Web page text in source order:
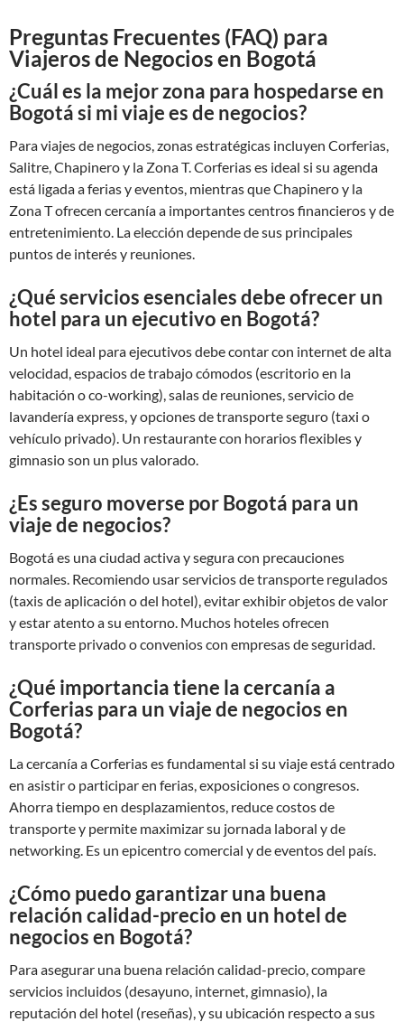
Preguntas Frecuentes (FAQ) para
Viajeros de Negocios en Bogotá
¿Cuál es la mejor zona para hospedarse en
Bogotá si mi viaje es de negocios?
Para viajes de negocios, zonas estratégicas incluyen Corferias,
Salitre, Chapinero y la Zona T. Corferias es ideal si su agenda
está ligada a ferias y eventos, mientras que Chapinero y la
Zona T ofrecen cercanía a importantes centros financieros y de
entretenimiento. La elección depende de sus principales
puntos de interés y reuniones.
¿Qué servicios esenciales debe ofrecer un
hotel para un ejecutivo en Bogotá?
Un hotel ideal para ejecutivos debe contar con internet de alta
velocidad, espacios de trabajo cómodos (escritorio en la
habitación o co-working), salas de reuniones, servicio de
lavandería express, y opciones de transporte seguro (taxi o
vehículo privado). Un restaurante con horarios flexibles y
gimnasio son un plus valorado.
¿Es seguro moverse por Bogotá para un
viaje de negocios?
Bogotá es una ciudad activa y segura con precauciones
normales. Recomiendo usar servicios de transporte regulados
(taxis de aplicación o del hotel), evitar exhibir objetos de valor
y estar atento a su entorno. Muchos hoteles ofrecen
transporte privado o convenios con empresas de seguridad.
¿Qué importancia tiene la cercanía a
Corferias para un viaje de negocios en
Bogotá?
La cercanía a Corferias es fundamental si su viaje está centrado
en asistir o participar en ferias, exposiciones o congresos.
Ahorra tiempo en desplazamientos, reduce costos de
transporte y permite maximizar su jornada laboral y de
networking. Es un epicentro comercial y de eventos del país.
¿Cómo puedo garantizar una buena
relación calidad-precio en un hotel de
negocios en Bogotá?
Para asegurar una buena relación calidad-precio, compare
servicios incluidos (desayuno, internet, gimnasio), la
reputación del hotel (reseñas), y su ubicación respecto a sus